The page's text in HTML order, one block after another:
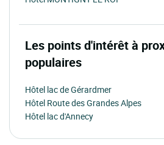
Les points d'intérêt à
populaires
Hôtel lac de Gérardmer
Hôtel Route des Grandes Alpes
Hôtel lac d'Annecy